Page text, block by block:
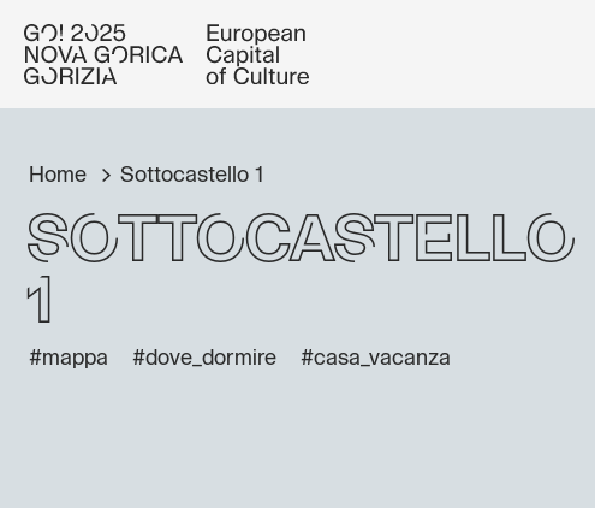
Home Sottocastello 1
Sottocastello
1
#mappa #dove_dormire #casa_vacanza